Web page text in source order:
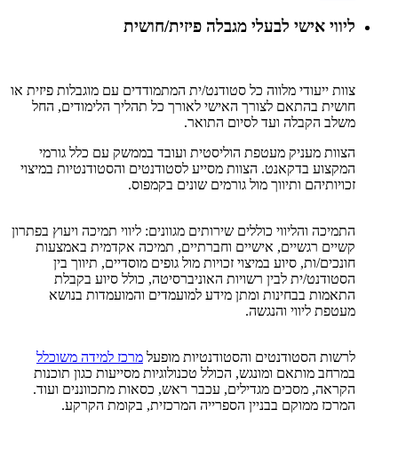
ליווי אישי לבעלי מגבלה פיזית/חושית
צוות ייעודי מלווה כל סטודנט/ית המתמודדים עם מוגבלות פיזית או
חושית בהתאם לצורך האישי לאורך כל תהליך הלימודים, החל
משלב הקבלה ועד לסיום התואר.
הצוות מעניק מעטפת הוליסטית ועובד בממשק עם כלל גורמי
המקצוע בדקאנט. הצוות מסייע לסטודנטים והסטודנטיות במיצוי
זכויותיהם ותיווך מול גורמים שונים בקמפוס.
התמיכה והליווי כוללים שירותים מגוונים: ליווי תמיכה ויעוץ בפתרון
קשיים רגשיים, אישיים וחברתיים, תמיכה אקדמית באמצעות
חונכים/ות, סיוע במיצוי זכויות מול גופים מוסדיים, תיווך בין
הסטודנט/ית לבין רשויות האוניברסיטה, כולל סיוע בקבלת
התאמות בבחינות ומתן מידע למועמדים והמועמדות בנושא
מעטפת ליווי והנגשה.
לרשות הסטודנטים והסטודנטיות מופעל מרכז למידה משוכלל
במרחב מותאם ומונגש, הכולל טכנולוגיות מסייעות כגון תוכנות
הקראה, מסכים מגדילים, עכבר ראש, כסאות מתכווננים ועוד.
המרכז ממוקם בבניין הספרייה המרכזית, בקומת הקרקע.